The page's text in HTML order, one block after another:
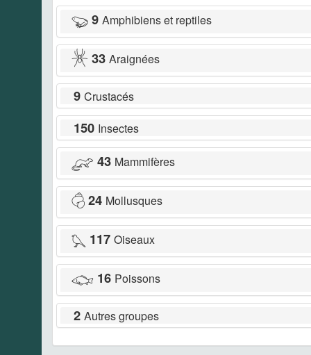
9 Amphibiens et reptiles
33 Araignées
9 Crustacés
150 Insectes
43 Mammifères
24 Mollusques
117 Oiseaux
16 Poissons
2 Autres groupes